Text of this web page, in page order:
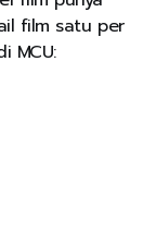
film satu per
MCU: